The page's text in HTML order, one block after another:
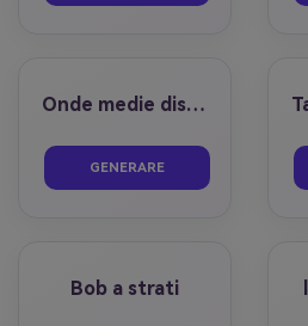
Onde medie disordinate
prima dopo
GENERARE
Bob a strati